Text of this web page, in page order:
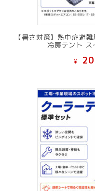
【暑さ対策】熱中症避
冷房テント
¥